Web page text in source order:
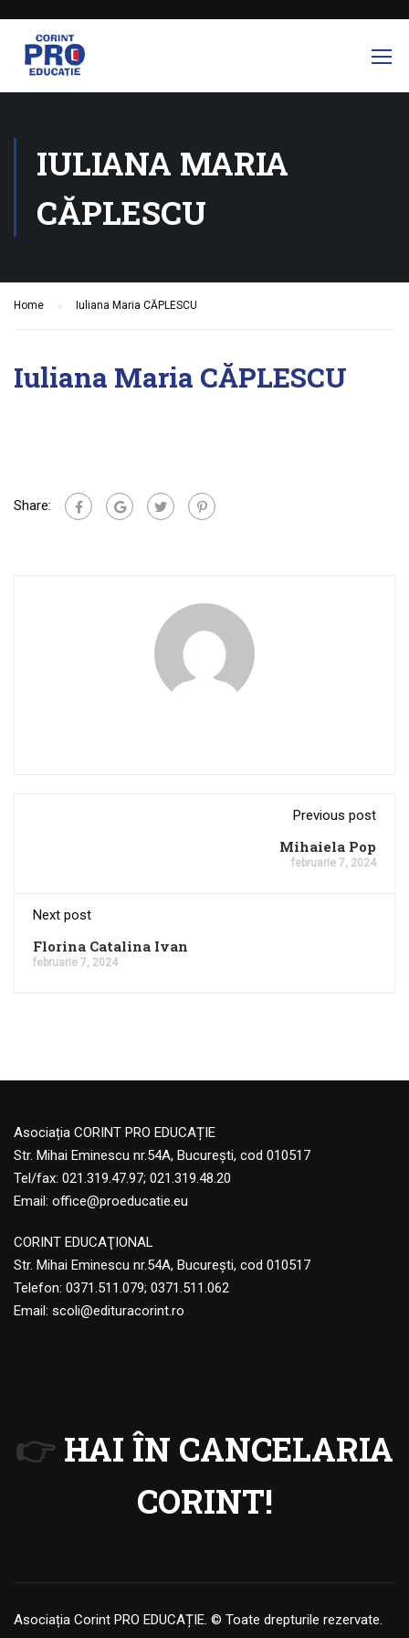
IULIANA MARIA
CĂPLESCU
Home Iuliana Maria CĂPLESCU
Iuliana Maria CĂPLESCU
Share:
Previous post
Mihaiela Pop
februarie 7, 2024
Next post
Florina Catalina Ivan
februarie 7, 2024
Asociația CORINT PRO EDUCAȚIE
Str. Mihai Eminescu nr.54A, București, cod 010517
Tel/fax: 021.319.47.97; 021.319.48.20
Email: office@proeducatie.eu
CORINT EDUCAŢIONAL
Str. Mihai Eminescu nr.54A, Bucureşti, cod 010517
Telefon: 0371.511.079; 0371.511.062
Email: scoli@edituracorint.ro
👉 HAI ÎN CANCELARIA
CORINT!
Asociația Corint PRO EDUCAȚIE. © Toate drepturile rezervate.